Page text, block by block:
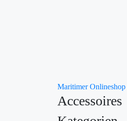
Maritimer Onlineshop
Accessoires